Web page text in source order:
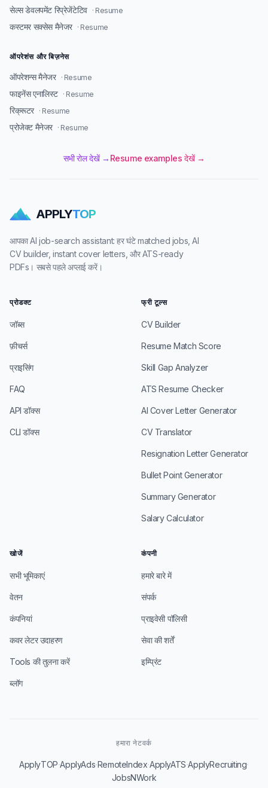
सेल्स डेवलपमेंट रिप्रेजेंटेटिव · Resume
कस्टमर सक्सेस मैनेजर · Resume
ऑपरेशंस और बिज़नेस
ऑपरेशन्स मैनेजर · Resume
फाइनेंस एनालिस्ट · Resume
रिक्रूटर · Resume
प्रोजेक्ट मैनेजर · Resume
सभी रोल देखें → Resume examples देखें →
APPLYTOP
आपका AI job-search assistant: हर घंटे matched jobs, AI
CV builder, instant cover letters, और ATS-ready
PDFs। सबसे पहले अप्लाई करें।
प्रोडक्ट
जॉब्स
फ़ीचर्स
प्राइसिंग
FAQ
API डॉक्स
CLI डॉक्स
फ्री टूल्स
CV Builder
Resume Match Score
Skill Gap Analyzer
ATS Resume Checker
AI Cover Letter Generator
CV Translator
Resignation Letter Generator
Bullet Point Generator
Summary Generator
Salary Calculator
खोजें
सभी भूमिकाएं
वेतन
कंपनियां
कवर लेटर उदाहरण
Tools की तुलना करें
ब्लॉग
कंपनी
हमारे बारे में
संपर्क
प्राइवेसी पॉलिसी
सेवा की शर्तें
इम्प्रिंट
हमारा नेटवर्क
ApplyTOP·ApplyAds·RemoteIndex·ApplyATS·ApplyRecruiting·
JobsNWork